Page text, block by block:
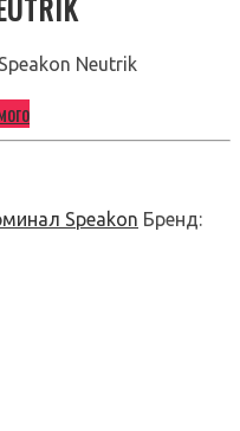
Neutrik
Speakon Бренд: